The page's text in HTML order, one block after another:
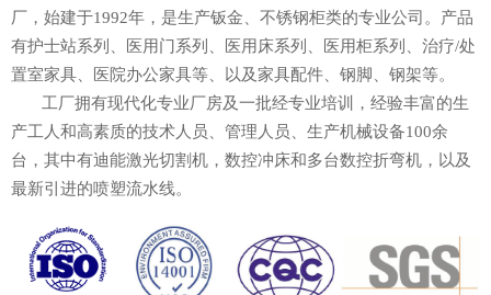
厂，始建于1992年，是生产钣金、不锈钢柜类的专业公司。产品
有护士站系列、医用门系列、医用床系列、医用柜系列、治疗/处
置室家具、医院办公家具等、以及家具配件、钢脚、钢架等。
工厂拥有现代化专业厂房及一批经专业培训，经验丰富的生
产工人和高素质的技术人员、管理人员、生产机械设备100余
台，其中有迪能激光切割机，数控冲床和多台数控折弯机，以及
最新引进的喷塑流水线。